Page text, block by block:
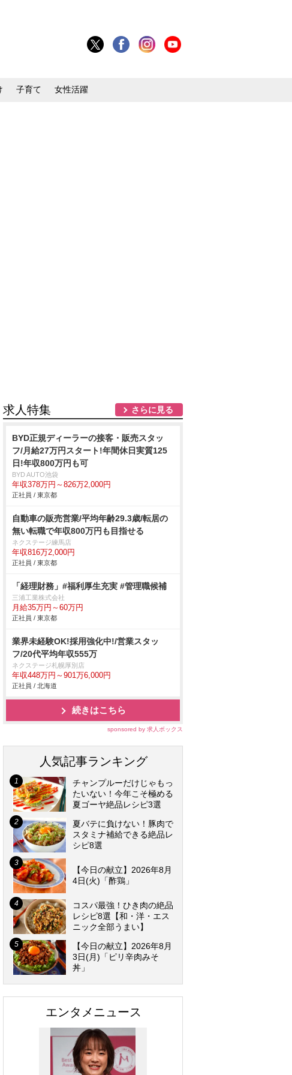
子育て 女性活躍
求人特集 さらに見る
BYD正規ディーラーの接客・販売スタッ
フ/月給27万円スタート!年間休日実質125
日!年収800万円も可
BYD AUTO池袋
年収378万円～826万2,000円
正社員 / 東京都
自動車の販売営業/平均年齢29.3歳/転居の
無い転職で年収800万円も目指せる
ネクステージ練馬店
年収816万2,000円
正社員 / 東京都
「経理財務」#福利厚生充実 #管理職候補
三浦工業株式会社
月給35万円～60万円
正社員 / 東京都
業界未経験OK!採用強化中!/営業スタッ
フ/20代平均年収555万
ネクステージ札幌厚別店
年収448万円～901万6,000円
正社員 / 北海道
続きはこちら
sponsored by 求人ボックス
人気記事ランキング
チャンプルーだけじゃもっ
たいない！今年こそ極める
夏ゴーヤ絶品レシピ3選
夏バテに負けない！豚肉で
スタミナ補給できる絶品レ
シピ8選
【今日の献立】2026年8月
4日(火)「酢鶏」
コスパ最強！ひき肉の絶品
レシピ8選【和・洋・エス
ニック全部うまい】
【今日の献立】2026年8月
3日(月)「ピリ辛肉みそ
丼」
エンタメニュース